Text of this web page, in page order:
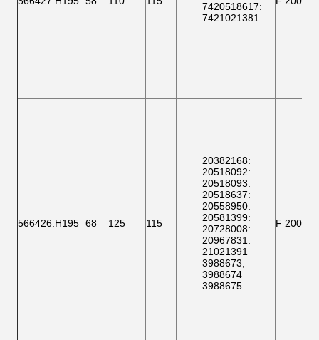
7420518617:
7421021381
566426.H195 68 125 115
20382168:
20518092:
20518093:
20518637:
20558950:
20581399:
20728008:
20967831:
21021391
3988673;
3988674
3988675
F